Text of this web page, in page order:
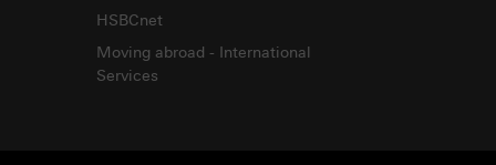
HSBCnet
Moving abroad - International
Services